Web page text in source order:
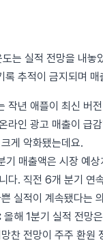
는 실적 전망을 내
록 추적이 금지되며
작년 애플이 최신 버
라인 광고 매출이 급
게 악화됐는데요.
기 매출액은 시장 예
다. 직전 6개 분기 연
실적이 계속됐다는
올해 1분기 실적 전망
찬 전망이 주주 환원